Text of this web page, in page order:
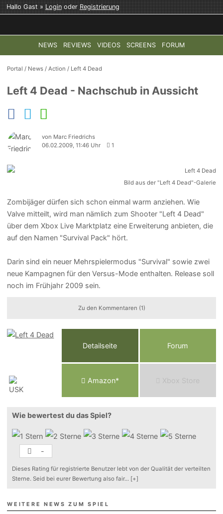
Hallo Gast »LoginoderRegistrierung
NEWS REVIEWS VIDEOS SCREENS FORUM
TOP-THEMEN: COD: MODERN WARFARE 4 HALO:
Portal / News /Action / Left 4 Dead
Left 4 Dead - Nachschub in Aussicht
von Marc Friedrichs
06.02.2009, 11:46 Uhr
1
Bild aus der "Left 4 Dead"-Galerie
Zombijäger dürfen sich schon einmal warm anziehen. Wie
Valve mitteilt, wird man nämlich zum Shooter "Left 4 Dead"
über dem Xbox Live Marktplatz eine Erweiterung anbieten, die
auf den Namen "Survival Pack" hört.
Darin sind ein neuer Mehrspielermodus "Survival" sowie zwei
neue Kampagnen für den Versus-Mode enthalten. Release soll
noch im Frühjahr 2009 sein.
Zu den Kommentaren (1)
Detailseite Forum
Amazon* Xbox Store
Wie bewertest du das Spiel?
-
Dieses Rating für registrierte Benutzer lebt von der Qualität der verteilten
Sterne. Seid bei eurer Bewertung also fair... [+]
WEITERE NEWS ZUM SPIEL